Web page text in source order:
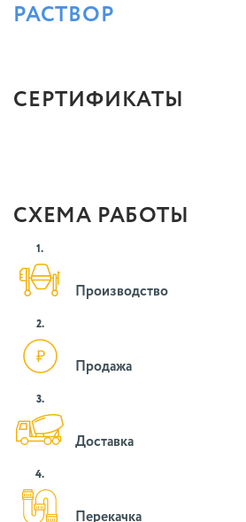
РАСТВОР
СЕРТИФИКАТЫ
СХЕМА РАБОТЫ
1.
Производство
2.
Продажа
3.
Доставка
4.
Перекачка